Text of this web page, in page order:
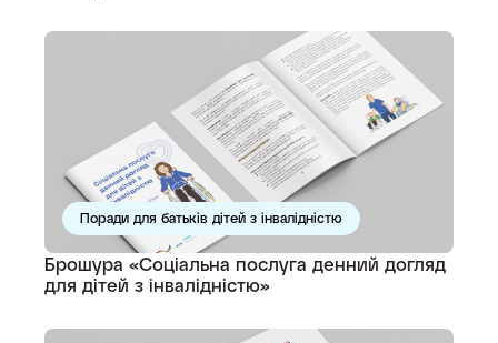
Поради для батьків дітей з інвалідністю
Брошура «Соціальна послуга денний догляд
для дітей з інвалідністю»